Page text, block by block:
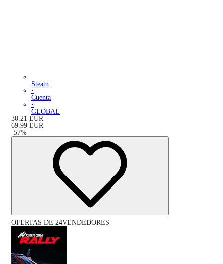
Steam
•
Cuenta
•
GLOBAL
30.21 EUR
69.99 EUR
-57%
OFERTAS DE 24VENDEDORES